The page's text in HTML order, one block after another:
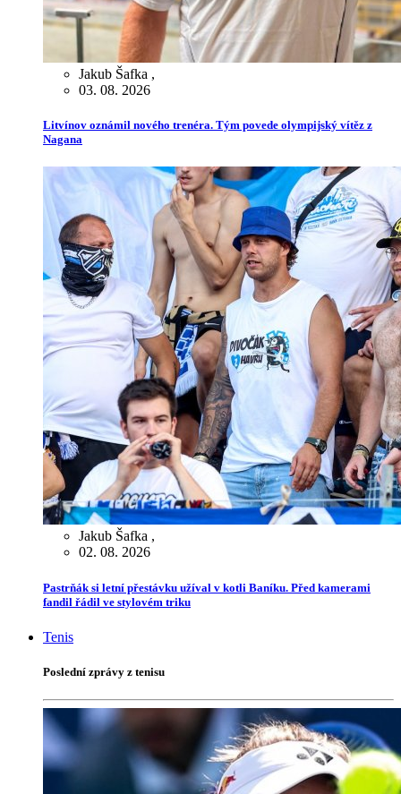
Jakub Šafka ,
03. 08. 2026
Litvínov oznámil nového trenéra. Tým povede olympijský vítěz z
Nagana
Jakub Šafka ,
02. 08. 2026
Pastrňák si letní přestávku užíval v kotli Baníku. Před kamerami
fandil řádil ve stylovém triku
Tenis
Poslední zprávy z tenisu